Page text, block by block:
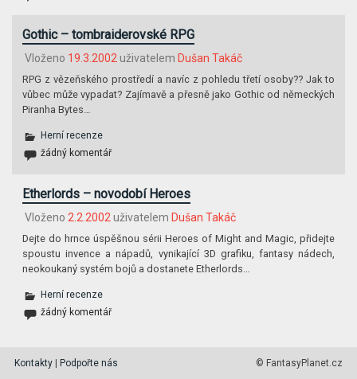
Gothic – tombraiderovské RPG
Vloženo 19.3.2002 uživatelem Dušan Takáč
RPG z vězeňského prostředí a navíc z pohledu třetí osoby?? Jak to
vůbec může vypadat? Zajímavě a přesně jako Gothic od německých
Piranha Bytes…
Herní recenze
žádný komentář
Etherlords – novodobí Heroes
Vloženo 2.2.2002 uživatelem Dušan Takáč
Dejte do hrnce úspěšnou sérii Heroes of Might and Magic, přidejte
spoustu invence a nápadů, vynikající 3D grafiku, fantasy nádech,
neokoukaný systém bojů a dostanete Etherlords…
Herní recenze
žádný komentář
Kontakty Podpořte nás © FantasyPlanet.cz